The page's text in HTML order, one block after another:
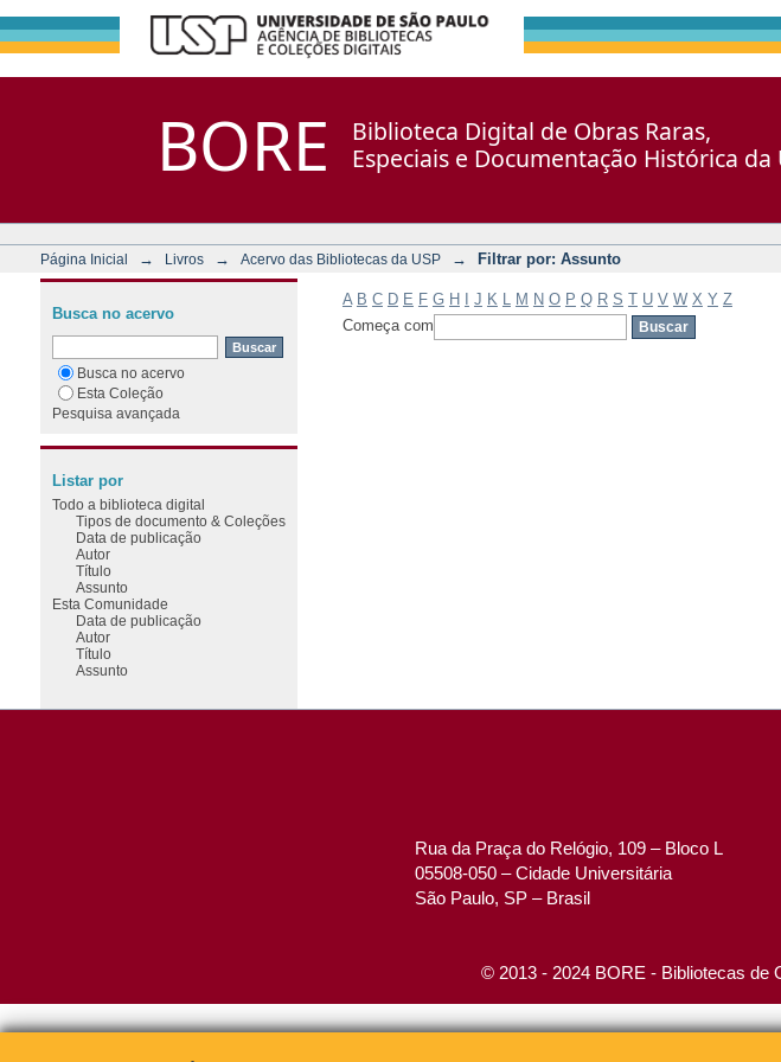
BORE
Biblioteca Digital de Obras Raras,
Especiais e Documentação Histórica da
Página Inicial → Livros → Acervo das Bibliotecas da USP → Filtrar por: Assunto
A B C D E F G H J K M N O P Q R S T U V W X Y Z
Começa com
Busca no acervo
Busca no acervo
Esta Coleção
Pesquisa avançada
Listar por
Todo a biblioteca digital
Tipos de documento & Coleções
Data de publicação
Autor
Título
Assunto
Esta Comunidade
Data de publicação
Autor
Título
Assunto
Rua da Praça do Relógio, 109 – Bloco L
05508-050 – Cidade Universitária
São Paulo, SP – Brasil
© 2013 - 2024 BORE - Bibliotecas de